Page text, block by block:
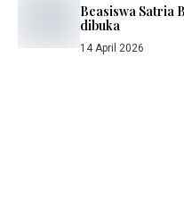
Beasiswa Satria
dibuka
14 April 2026